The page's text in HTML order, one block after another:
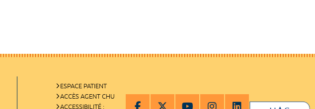
ESPACE PATIENT
ACCÈS AGENT CHU
ACCESSIBILITÉ :